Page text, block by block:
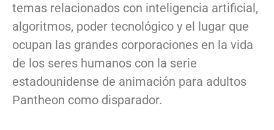
temas relacionados con inteligencia artificial,
algoritmos, poder tecnológico y el lugar que
ocupan las grandes corporaciones en la vida
de los seres humanos con la serie
estadounidense de animación para adultos
Pantheon como disparador.